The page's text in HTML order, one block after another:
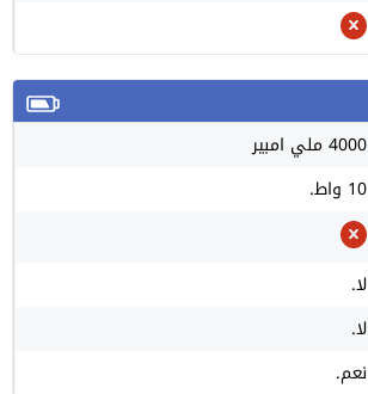
4000 ملي امبير
10 واط.
لا.
لا.
نعم.